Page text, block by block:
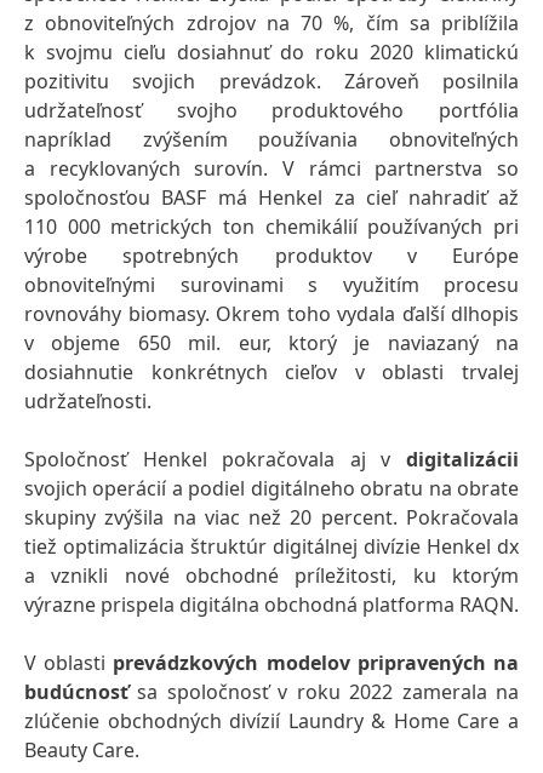
z obnoviteľných zdrojov na 70 %, čím sa priblížila
k svojmu cieľu dosiahnuť do roku 2020 klimatickú
pozitivitu svojich prevádzok. Zároveň posilnila
udržateľnosť svojho produktového portfólia
napríklad zvýšením používania obnoviteľných
a recyklovaných surovín. V rámci partnerstva so
spoločnosťou BASF má Henkel za cieľ nahradiť až
110 000 metrických ton chemikálií používaných pri
výrobe spotrebných produktov v Európe
obnoviteľnými surovinami s využitím procesu
rovnováhy biomasy. Okrem toho vydala ďalší dlhopis
v objeme 650 mil. eur, ktorý je naviazaný na
dosiahnutie konkrétnych cieľov v oblasti trvalej
udržateľnosti.
Spoločnosť Henkel pokračovala aj v digitalizácii
svojich operácií a podiel digitálneho obratu na obrate
skupiny zvýšila na viac než 20 percent. Pokračovala
tiež optimalizácia štruktúr digitálnej divízie Henkel dx
a vznikli nové obchodné príležitosti, ku ktorým
výrazne prispela digitálna obchodná platforma RAQN.
V oblasti prevádzkových modelov pripravených na
budúcnosťsa spoločnosť v roku 2022 zamerala na
zlúčenie obchodných divízií Laundry & Home Care a
Beauty Care.